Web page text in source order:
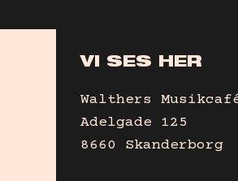
VI SES HER
Walthers
Adelgade 125
8660 Skanderborg